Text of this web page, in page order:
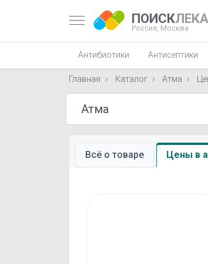
ПОИСК
Россия, Москва
Антибиотики Антисептики
Главная Каталог Атма
Всё о товаре Цены в